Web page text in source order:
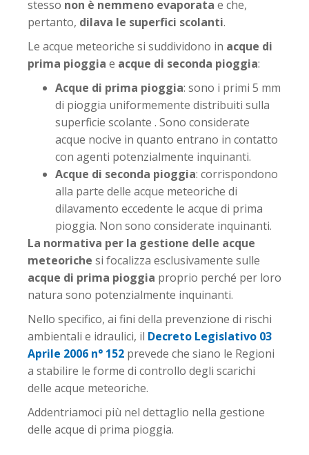
stesso non è nemmeno evaporata e che,
pertanto, dilava le superfici scolanti.
Le acque meteoriche si suddividono in acque di
prima pioggia e acque di seconda pioggia:
Acque di prima pioggia: sono i primi 5 mm
di pioggia uniformemente distribuiti sulla
superficie scolante . Sono considerate
acque nocive in quanto entrano in contatto
con agenti potenzialmente inquinanti.
Acque di seconda pioggia: corrispondono
alla parte delle acque meteoriche di
dilavamento eccedente le acque di prima
pioggia. Non sono considerate inquinanti.
La normativa per la gestione delle acque
meteoriche si focalizza esclusivamente sulle
acque di prima pioggia proprio perché per loro
natura sono potenzialmente inquinanti.
Nello specifico, ai fini della prevenzione di rischi
ambientali e idraulici, il Decreto Legislativo 03
Aprile 2006 n° 152 prevede che siano le Regioni
a stabilire le forme di controllo degli scarichi
delle acque meteoriche.
Addentriamoci più nel dettaglio nella gestione
delle acque di prima pioggia.